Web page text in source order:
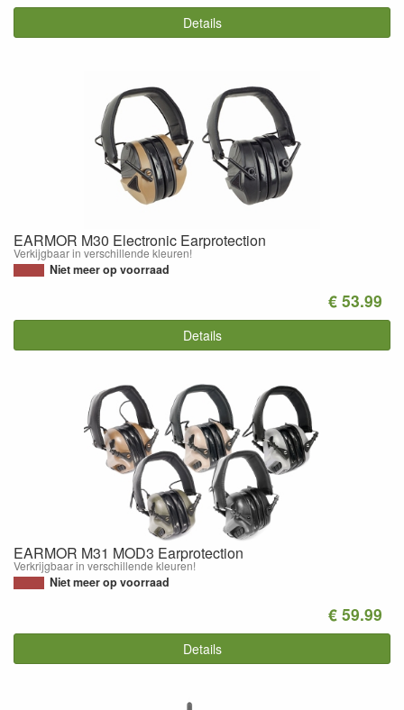
Details
EARMOR M30 Electronic Earprotection
Verkijgbaar in verschillende kleuren!
Niet meer op voorraad
€ 53.99
Details
EARMOR M31 MOD3 Earprotection
Verkrijgbaar in verschillende kleuren!
Niet meer op voorraad
€ 59.99
Details